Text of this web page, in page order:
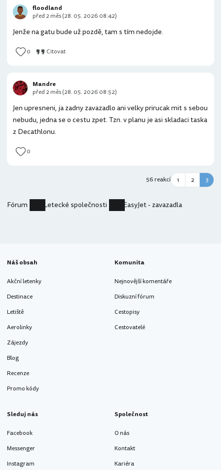
Jenže na gatu bude už pozdě, tam s tím nedojde.
0 Citovat
floodland
před 2 měs (28. 05. 2026 08:42)
Jen upresneni, ja zadny zavazadlo ani velky prirucak mit s sebou
nebudu, jedna se o cestu zpet. Tzn. v planu je asi skladaci taska
z Decathlonu.
0
Mandre
před 2 měs (28. 05. 2026 08:52)
56 reakcí 1 2 3
Fórum Letecké společnosti EasyJet - zavazadla
Náš obsah
Akční letenky
Destinace
Letiště
Aerolinky
Zájezdy
Blog
Recenze
Promo kódy
Komunita
Nejnovější komentáře
Diskuzní fórum
Cestopisy
Cestovatelé
Sleduj nás
Facebook
Messenger
Instagram
Společnost
O nás
Kontakt
Kariéra